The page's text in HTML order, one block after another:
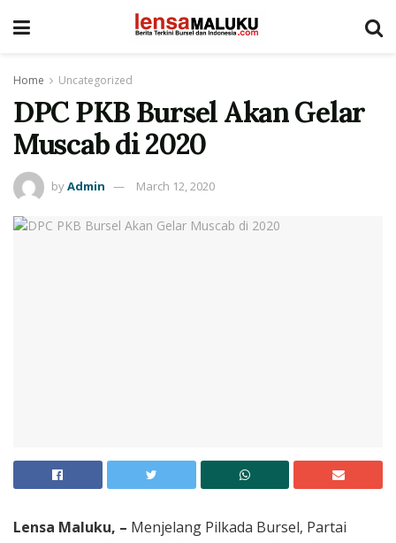
Home Uncategorized
DPC PKB Bursel Akan Gelar
Muscab di 2020
byAdmin March 12, 2020
Lensa Maluku, – Menjelang Pilkada Bursel, Partai